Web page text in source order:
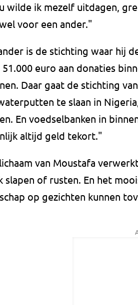
wilde ik mezelf uitdagen,
voor een ander."
is de stichting waar hij
51.000 euro aan donaties
Daar gaat de stichting
te slaan in
En voedselbanken in
altijd geld tekort."
van Moustafa
slapen of rusten. En het
op gezichten kunnen